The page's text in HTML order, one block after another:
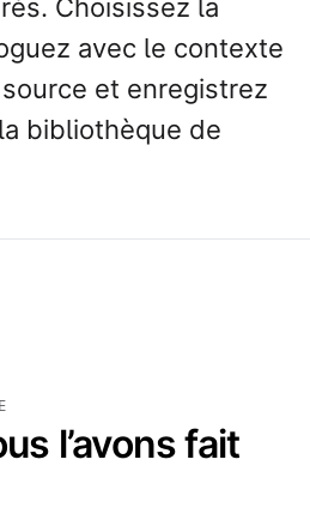
Choisissez la
avec le contexte
et enregistrez
bibliothèque de
l’avons fait